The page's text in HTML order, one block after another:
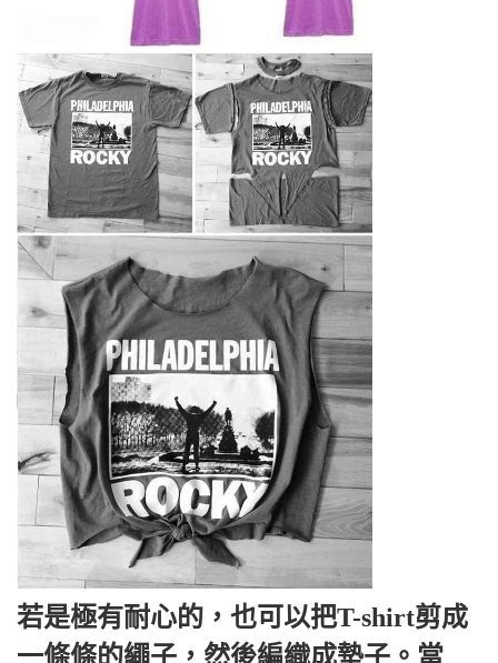
若是極有耐心的，也可以把T-shirt剪成
一條條的繩子，然後編織成墊子。當